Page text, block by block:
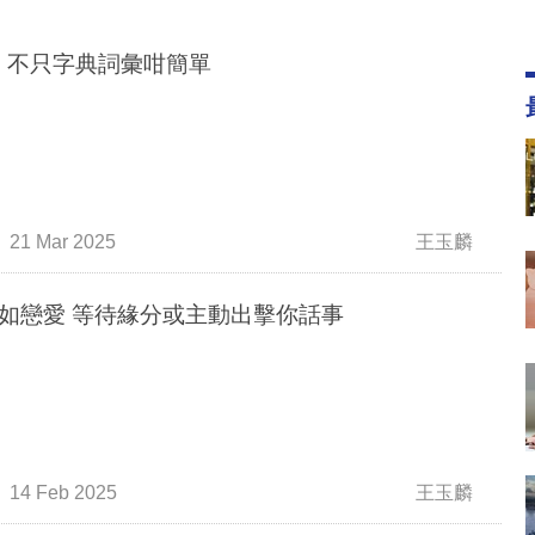
不只字典詞彙咁簡單
21 Mar 2025 王玉麟
戀愛 等待緣分或主動出擊你話事
14 Feb 2025 王玉麟